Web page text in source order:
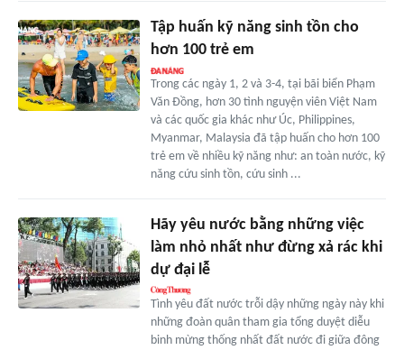
Tập huấn kỹ năng sinh tồn cho
hơn 100 trẻ em
Trong các ngày 1, 2 và 3-4, tại bãi biển Phạm
Văn Đồng, hơn 30 tình nguyện viên Việt Nam
và các quốc gia khác như Úc, Philippines,
Myanmar, Malaysia đã tập huấn cho hơn 100
trẻ em về nhiều kỹ năng như: an toàn nước, kỹ
năng cứu sinh tồn, cứu sinh ...
Hãy yêu nước bằng những việc
làm nhỏ nhất như đừng xả rác khi
dự đại lễ
Tình yêu đất nước trỗi dậy những ngày này khi
những đoàn quân tham gia tổng duyệt diễu
binh mừng thống nhất đất nước đi giữa đông